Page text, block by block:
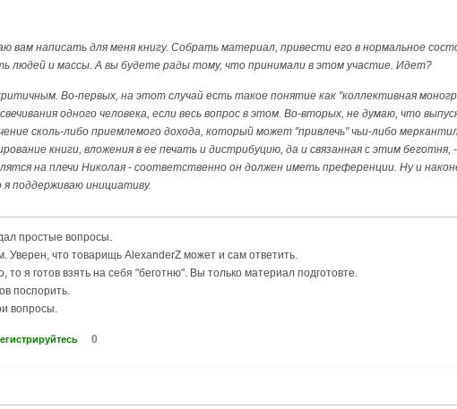
вам написать для меня книгу. Собрать материал, привести его в нормальное
людей и массы. А вы будете рады тому, что принимали в этом участие. Идет?
Во-первых, на этот случай есть такое понятие как "коллективная
одного человека, если весь вопрос в этом. Во-вторых, не думаю, что
сколь-либо приемлемого дохода, который может "привлечь" чьи-либо
книги, вложения в ее печать и дистрибуцию, да и связанная с этим
на плечи Николая - соответственно он должен иметь преференции. Ну и
поддерживаю инициативу.
простые вопросы.
Уверен, что товарищь AlexanderZ может и сам ответить.
я готов взять на себя "беготню". Вы только материал подготовте.
поспорить.
вопросы.
0